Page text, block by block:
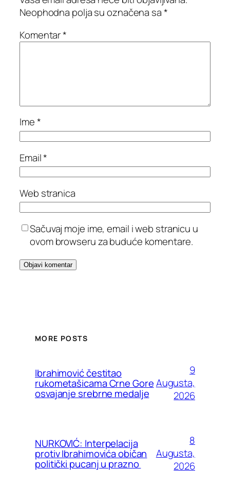
Neophodna polja su označena sa*
Komentar*
Ime*
Email*
Web stranica
Sačuvaj moje ime, email i web stranicu u
ovom browseru za buduće komentare.
MORE POSTS
Ibrahimović čestitao
rukometašicama Crne Gore
osvajanje srebrne medalje
9
Augusta,
2026
NURKOVIĆ: Interpelacija
protiv Ibrahimovića običan
politički pucanj u prazno
8
Augusta,
2026